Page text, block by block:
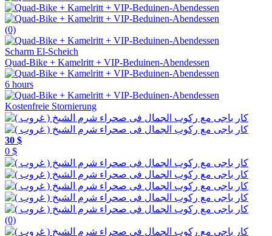
(0)
Scharm El-Scheich
Quad-Bike + Kamelritt + VIP-Beduinen-Abendessen
6 hours
Kostenfreie Stornierung
30 $
0 $
(0)